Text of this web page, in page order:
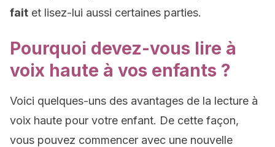
fait et lisez-lui aussi certaines parties.
Pourquoi devez-vous lire à
voix haute à vos enfants ?
Voici quelques-uns des avantages de la lecture à
voix haute pour votre enfant. De cette façon,
vous pouvez commencer avec une nouvelle